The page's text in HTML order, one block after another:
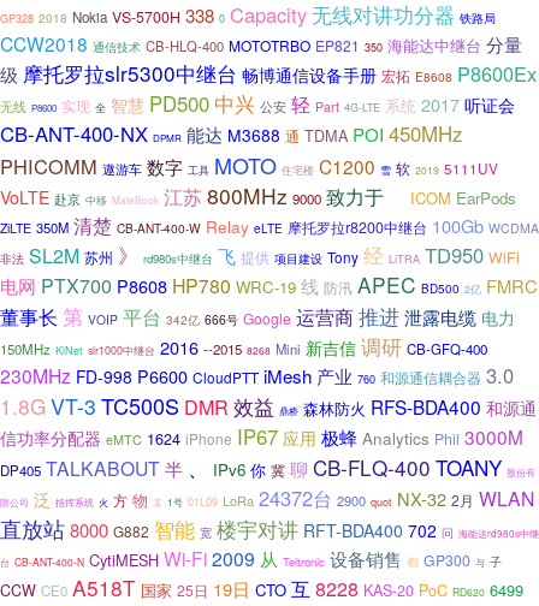
GP328 2018 Nokia VS-5700H 338 0 Capacity无线对讲功分器 铁路局
CCW2018 通信技术 CB-HLQ-400 MOTOTRBO EP821 350 海能达中继台 分量
级 摩托罗拉slr5300中继台 畅博通信设备手册 宏拓 E8608 P8600Ex
无线 P8600 实现 全 智慧 PD500 中兴 公安 轻 Part 4G-LTE 系统 2017 听证会
CB-ANT-400-NX DPMR 能达 M3688 通 TDMA POI 450MHz
PHICOMM 遨游车 数字 工具 MOTO 住宅楼 C1200 雪 软 2019 5111UV
VoLTE 赴京 中移 MateBook 江苏800MHz 9000 致力于 ICOM EarPods
ZiLTE 350M 清楚 CB-ANT-400-W Relay eLTE 摩托罗拉r8200中继台 100Gb WCDMA
非法 SL2M 苏州 》 rd980s中继台 飞 提供 项目建设 Tony 经 LiTRA TD950 WiFi
电网 PTX700 P8608 HP780 WRC-19 线 防汛 APEC BD500 2亿 FMRC
董事长 第 VOIP 平台 342亿 666号 Google 运营商推进泄露电缆 电力
150MHz KiNet slr1000中继台 2016 --2015 8268 Mini 新吉信 调研 CB-GFQ-400
230MHz FD-998 P6600 CloudPTT iMesh 产业 760 和源通信耦合器 3.0
1.8GVT-3 TC500S DMR 效益 鼎桥 森林防火 RFS-BDA400 和源通
信功率分配器 eMTC 1624 iPhone IP67 应用 极蜂 Analytics Phil 3000M
DP405 TALKABOUT半 、 IPv6 你 冀 聊 CB-FLQ-400 TOANY 股份有
限公司 泛 指挥系统 火 方 物 某 1号 01L09 LoRa 24372台 2900 quot NX-32 2月 WLAN
直放站8000 G882 智能 宽 楼宇对讲 RFT-BDA400 702 问 海能达rd980s中继
台 CB-ANT-400-N CytiMESH Wi-Fi2009 从 Teltronic 设备销售 都 GP300 与 子
CCW CE0 A518T 国家 25日 19日 CTO 互 8228 KAS-20 PoC RD620 6499